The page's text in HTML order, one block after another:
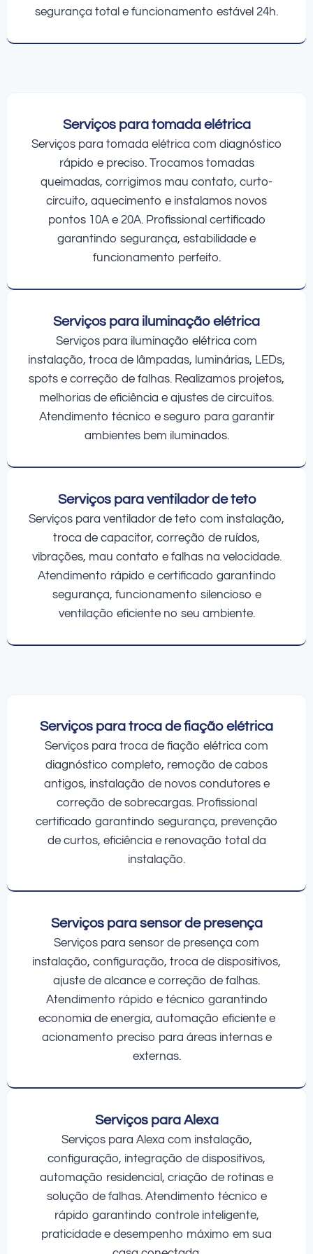
segurança total e funcionamento estável 24h.
Serviços para tomada elétrica
Serviços para tomada elétrica com diagnóstico
rápido e preciso. Trocamos tomadas
queimadas, corrigimos mau contato, curto-
circuito, aquecimento e instalamos novos
pontos 10A e 20A. Profissional certificado
garantindo segurança, estabilidade e
funcionamento perfeito.
Serviços para iluminação elétrica
Serviços para iluminação elétrica com
instalação, troca de lâmpadas, luminárias, LEDs,
spots e correção de falhas. Realizamos projetos,
melhorias de eficiência e ajustes de circuitos.
Atendimento técnico e seguro para garantir
ambientes bem iluminados.
Serviços para ventilador de teto
Serviços para ventilador de teto com instalação,
troca de capacitor, correção de ruídos,
vibrações, mau contato e falhas na velocidade.
Atendimento rápido e certificado garantindo
segurança, funcionamento silencioso e
ventilação eficiente no seu ambiente.
Serviços para troca de fiação elétrica
Serviços para troca de fiação elétrica com
diagnóstico completo, remoção de cabos
antigos, instalação de novos condutores e
correção de sobrecargas. Profissional
certificado garantindo segurança, prevenção
de curtos, eficiência e renovação total da
instalação.
Serviços para sensor de presença
Serviços para sensor de presença com
instalação, configuração, troca de dispositivos,
ajuste de alcance e correção de falhas.
Atendimento rápido e técnico garantindo
economia de energia, automação eficiente e
acionamento preciso para áreas internas e
externas.
Serviços para Alexa
Serviços para Alexa com instalação,
configuração, integração de dispositivos,
automação residencial, criação de rotinas e
solução de falhas. Atendimento técnico e
rápido garantindo controle inteligente,
praticidade e desempenho máximo em sua